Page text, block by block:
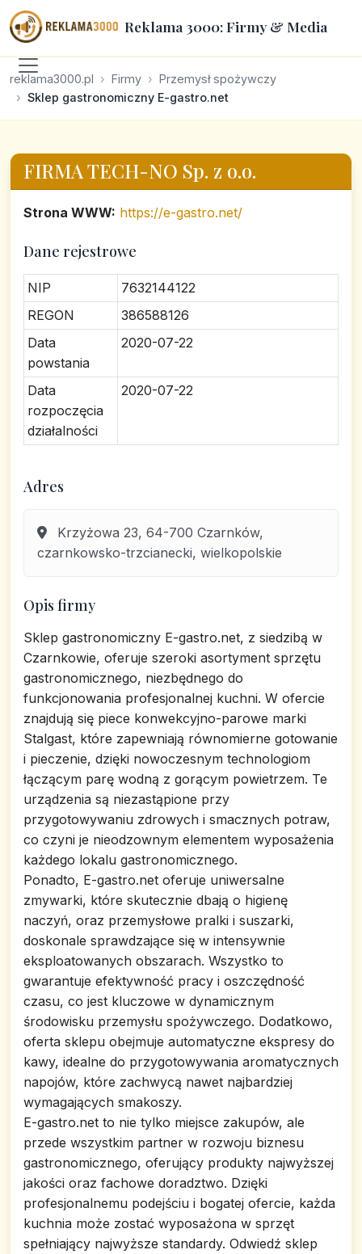
Reklama 3000: Firmy & Media
reklama3000.pl Firmy
Przemysł spożywczy
Sklep gastronomiczny E-gastro.net
FIRMA TECH-NO Sp. z o.o.
Strona WWW: https://e-gastro.net/
Dane rejestrowe
NIP
7632144122
REGON
386588126
Data
powstania
2020-07-22
Data
rozpoczęcia
działalności
2020-07-22
Adres
Krzyżowa 23, 64-700 Czarnków,
czarnkowsko-trzcianecki, wielkopolskie
Opis firmy
Sklep gastronomiczny E-gastro.net, z siedzibą w
Czarnkowie, oferuje szeroki asortyment sprzętu
gastronomicznego, niezbędnego do
funkcjonowania profesjonalnej kuchni. W ofercie
znajdują się piece konwekcyjno-parowe marki
Stalgast, które zapewniają równomierne gotowanie
i pieczenie, dzięki nowoczesnym technologiom
łączącym parę wodną z gorącym powietrzem. Te
urządzenia są niezastąpione przy
przygotowywaniu zdrowych i smacznych potraw,
co czyni je nieodzownym elementem wyposażenia
każdego lokalu gastronomicznego.
Ponadto, E-gastro.net oferuje uniwersalne
zmywarki, które skutecznie dbają o higienę
naczyń, oraz przemysłowe pralki i suszarki,
doskonale sprawdzające się w intensywnie
eksploatowanych obszarach. Wszystko to
gwarantuje efektywność pracy i oszczędność
czasu, co jest kluczowe w dynamicznym
środowisku przemysłu spożywczego. Dodatkowo,
oferta sklepu obejmuje automatyczne ekspresy do
kawy, idealne do przygotowywania aromatycznych
napojów, które zachwycą nawet najbardziej
wymagających smakoszy.
E-gastro.net to nie tylko miejsce zakupów, ale
przede wszystkim partner w rozwoju biznesu
gastronomicznego, oferujący produkty najwyższej
jakości oraz fachowe doradztwo. Dzięki
profesjonalnemu podejściu i bogatej ofercie, każda
kuchnia może zostać wyposażona w sprzęt
spełniający najwyższe standardy. Odwiedź sklep